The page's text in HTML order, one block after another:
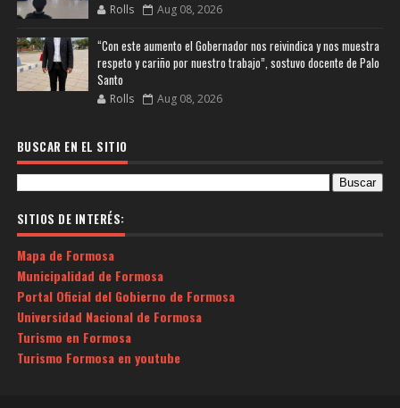
Rolls Aug 08, 2026
“Con este aumento el Gobernador nos reivindica y nos muestra
respeto y cariño por nuestro trabajo”, sostuvo docente de Palo
Santo
Rolls Aug 08, 2026
BUSCAR EN EL SITIO
SITIOS DE INTERÉS:
Mapa de Formosa
Municipalidad de Formosa
Portal Oficial del Gobierno de Formosa
Universidad Nacional de Formosa
Turismo en Formosa
Turismo Formosa en youtube